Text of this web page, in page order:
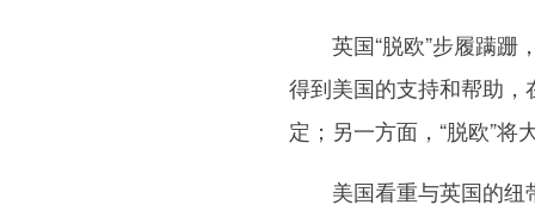
英国“脱欧”步履蹒跚
得到美国的支持和帮助，
定；另一方面，“脱欧”将
美国看重与英国的纽